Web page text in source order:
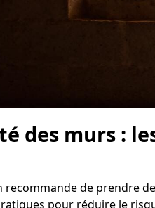
murs :
de prendre
pour réduire le